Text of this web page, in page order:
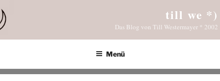
Inhalt
springen
till we *)
Das Blog von Till Westermayer * 2002
Menü